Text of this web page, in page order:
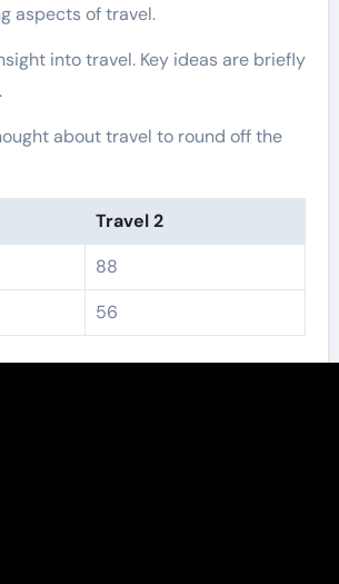
aspects of travel.
into travel. Key ideas are briefly
about travel to round off the
Travel 2
88
56